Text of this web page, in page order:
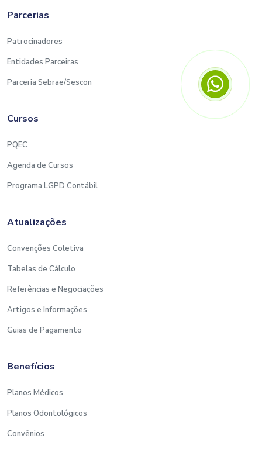
Parcerias
Patrocinadores
Entidades Parceiras
Parceria Sebrae/Sescon
Cursos
PQEC
Agenda de Cursos
Programa LGPD Contábil
Atualizações
Convenções Coletiva
Tabelas de Cálculo
Referências e Negociações
Artigos e Informações
Guias de Pagamento
Benefícios
Planos Médicos
Planos Odontológicos
Convênios